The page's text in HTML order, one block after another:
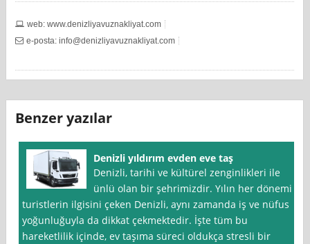
web: www.denizliyavuznakliyat.com
e-posta:info@denizliyavuznakliyat.com
Benzer yazılar
Denizli yıldırım evden eve taş
Denizli, tarihi ve kültürel zenginlikleri ile
ünlü olan bir şehrimizdir. Yılın her dönemi
turistlerin ilgisini çeken Denizli, aynı zamanda iş ve nüfus
yoğunluğuyla da dikkat çekmektedir. İşte tüm bu
hareketlilik içinde, ev taşıma süreci oldukça stresli bir